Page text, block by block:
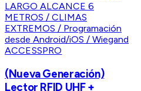
ACCESSPRO
(Nueva Generación)
Lector RFID UHF +